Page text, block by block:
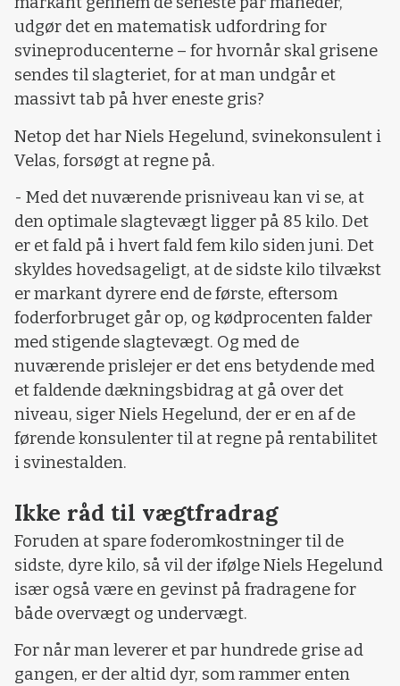
udgør det en matematisk udfordring for
svineproducenterne – for hvornår skal grisene
sendes til slagteriet, for at man undgår et
massivt tab på hver eneste gris?
Netop det har Niels Hegelund, svinekonsulent i
Velas, forsøgt at regne på.
- Med det nuværende prisniveau kan vi se, at
den optimale slagtevægt ligger på 85 kilo. Det
er et fald på i hvert fald fem kilo siden juni. Det
skyldes hovedsageligt, at de sidste kilo tilvækst
er markant dyrere end de første, eftersom
foderforbruget går op, og kødprocenten falder
med stigende slagtevægt. Og med de
nuværende prislejer er det ens betydende med
et faldende dækningsbidrag at gå over det
niveau, siger Niels Hegelund, der er en af de
førende konsulenter til at regne på rentabilitet
i svinestalden.
Ikke råd til vægtfradrag
Foruden at spare foderomkostninger til de
sidste, dyre kilo, så vil der ifølge Niels Hegelund
især også være en gevinst på fradragene for
både overvægt og undervægt.
For når man leverer et par hundrede grise ad
gangen, er der altid dyr, som rammer enten